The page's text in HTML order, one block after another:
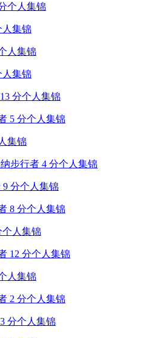
个人集锦
人集锦
人集锦
人集锦
分个人集锦
5 分个人集锦
集锦
步行者 4 分个人集锦
9 分个人集锦
8 分个人集锦
个人集锦
12 分个人集锦
人集锦
2 分个人集锦
分个人集锦